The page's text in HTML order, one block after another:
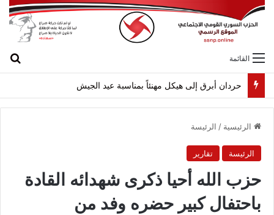
القائمة
حردان أبرق إلى هيكل مهنئاً بمناسبة عيد الجيش
الرئيسية / الرئيسة
الرئيسة تقارير
حزب الله أحيا ذكرى شهدائه القادة
باحتفال كبير حضره وفد من